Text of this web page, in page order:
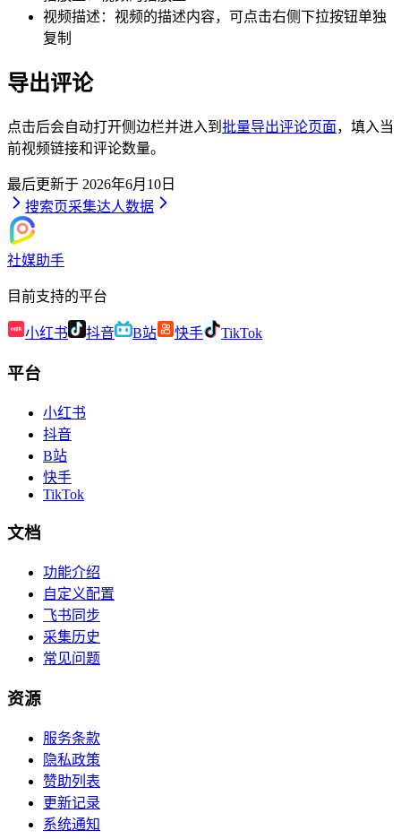
视频描述：视频的描述内容，可点击右侧下拉按钮单独
复制
导出评论
点击后会自动打开侧边栏并进入到 批量导出评论页面，填入当
前视频链接和评论数量。
最后更新于 2026年6月10日
搜索页采集达人数据
社媒助手
目前支持的平台
小红书 抖音 B站 快手 TikTok
平台
小红书
抖音
B站
快手
TikTok
文档
功能介绍
自定义配置
飞书同步
采集历史
常见问题
资源
服务条款
隐私政策
赞助列表
更新记录
系统通知